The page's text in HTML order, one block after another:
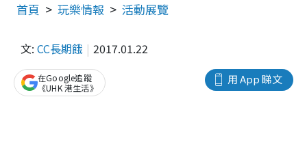
首頁 玩樂情報 活動展覽
文: CC長期餓 2017.01.22
用 App 睇文
在Google追蹤
《UHK 港生活》